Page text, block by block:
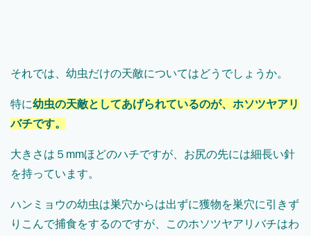
それでは、幼虫だけの天敵についてはどうでしょうか。
特に幼虫の天敵としてあげられているのが、ホソツヤアリ
バチです。
大きさは５mmほどのハチですが、お尻の先には細長い針
を持っています。
ハンミョウの幼虫は巣穴からは出ずに獲物を巣穴に引きず
りこんで捕食をするのですが、このホソツヤアリバチはわ